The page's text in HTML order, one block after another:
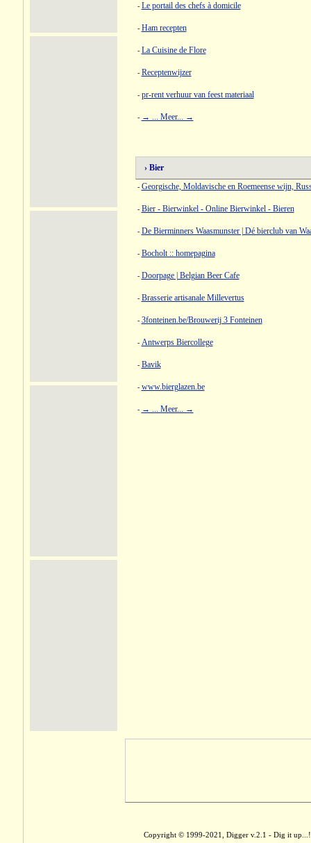
- Le portail des chefs à domicile
- Ham recepten
- La Cuisine de Flore
- Receptenwijzer
- pr-rent verhuur van feest materiaal
- → ... Meer... →
› Bier
- Georgische, Moldavische en Roemeense wijn,
- Bier - Bierwinkel - Online Bierwinkel - Bieren
- De Bierminners Waasmunster | Dé bierclub van
- Bocholt :: homepagina
- Doorpage | Belgian Beer Cafe
- Brasserie artisanale Millevertus
- 3fonteinen.be/Brouwerij 3 Fonteinen
- Antwerps Biercollege
- Bavik
- www.bierglazen.be
- → ... Meer... →
Copyright © 1999-2021, Digger v.2.1 - Dig it